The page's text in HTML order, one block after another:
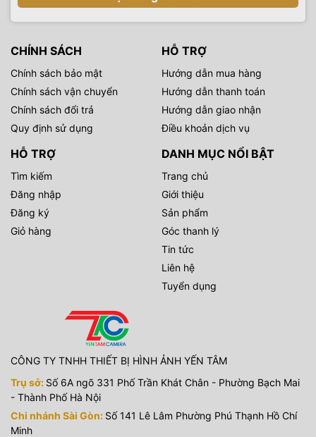
CHÍNH SÁCH
Chính sách bảo mật
Chính sách vận chuyển
Chính sách đổi trả
Quy định sử dụng
HỖ TRỢ
Hướng dẫn mua hàng
Hướng dẫn thanh toán
Hướng dẫn giao nhận
Điều khoản dịch vụ
HỖ TRỢ
Tìm kiếm
Đăng nhập
Đăng ký
Giỏ hàng
DANH MỤC NỔI BẬT
Trang chủ
Giới thiệu
Sản phẩm
Góc thanh lý
Tin tức
Liên hệ
Tuyển dụng
CÔNG TY TNHH THIẾT BỊ HÌNH ẢNH YẾN TÂM
Trụ sở: Số 6A ngõ 331 Phố Trần Khát Chân - Phường Bạch Mai
- Thành Phố Hà Nội
Chi nhánh Sài Gòn: Số 141 Lê Lâm Phường Phú Thạnh Hồ Chí
Minh